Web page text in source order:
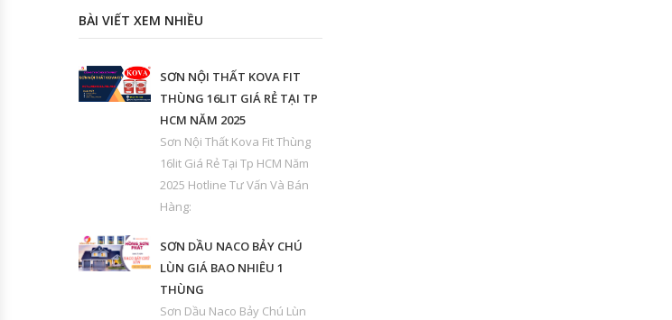
BÀI VIẾT XEM NHIỀU
SƠN NỘI THẤT KOVA FIT
THÙNG 16LIT GIÁ RẺ TẠI TP
HCM NĂM 2025
Sơn Nội Thất Kova Fit Thùng
16lit Giá Rẻ Tại Tp HCM Năm
2025 Hotline Tư Vấn Và Bán
Hàng:
SƠN DẦU NACO BẢY CHÚ
LÙN GIÁ BAO NHIÊU 1
THÙNG
Sơn Dầu Naco Bảy Chú Lùn